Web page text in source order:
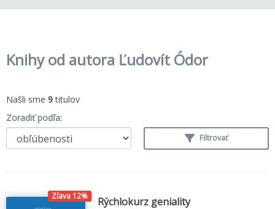
Knihy od autora Ľudovít Ódor
Našli sme 9titulov
Zoradiť podľa:
Filtrovať
Zľava 12% Rýchlokurz geniality